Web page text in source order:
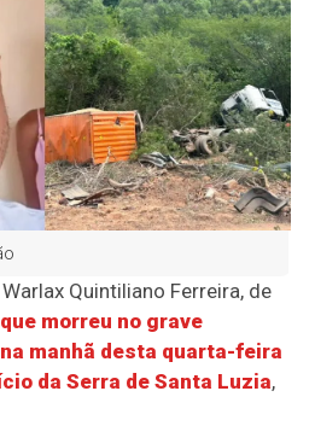
Quintiliano Ferreira, de
morreu no grave
manhã desta quarta-feira
da Serra de Santa Luzia,